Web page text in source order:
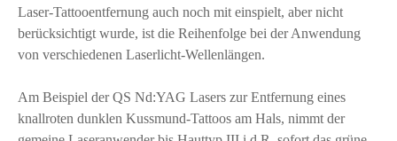
Laser-Tattooentfernung auch noch mit einspielt, aber nicht
berücksichtigt wurde, ist die Reihenfolge bei der Anwendung
von verschiedenen Laserlicht-Wellenlängen.
Am Beispiel der QS Nd:YAG Lasers zur Entfernung eines
knallroten dunklen Kussmund-Tattoos am Hals, nimmt der